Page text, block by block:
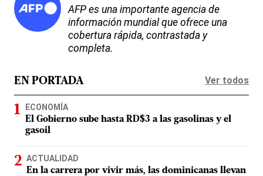
AFP es una importante agencia de
información mundial que ofrece una
cobertura rápida, contrastada y
completa.
EN PORTADA Ver todos
ECONOMÍA
El Gobierno sube hasta RD$3 a las gasolinas y el
gasoil
ACTUALIDAD
En la carrera por vivir más, las dominicanas llevan